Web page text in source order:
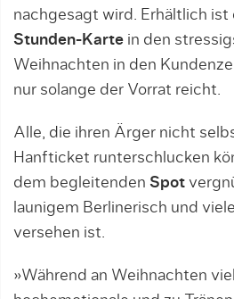
nachgesagt wird. Erhältlich ist
Stunden-Karte in den
Weihnachten in den
nur solange der Vorrat reicht.
Alle, die ihren Ärger nicht
Hanfticket runterschlucken
dem begleitenden Spot
launigem Berlinerisch und
versehen ist.
»Während an Weihnachten